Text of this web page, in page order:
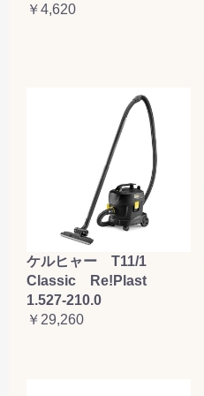
￥4,620
ケルヒャー T11/1
Classic Re!Plast
1.527-210.0
￥29,260